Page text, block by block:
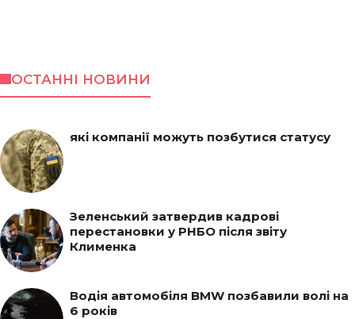
ОСТАННІ НОВИНИ
які компанії можуть позбутися статусу
Зеленський затвердив кадрові
перестановки у РНБО після звіту
Клименка
Водія автомобіля BMW позбавили волі на
6 років